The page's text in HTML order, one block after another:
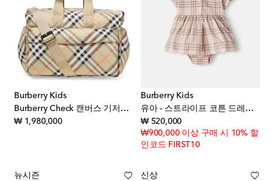
Burberry Kids
Burberry Check 캔버스 기저귀 가방
₩ 1,980,000original price
Burberry Kids
유아 - 스트라이프 코튼 드레스 & 블루머 세트
₩ 520,000original price
₩900,000 이상 구매 시 10% 할
인코드 FIRST10
뉴시즌 신상